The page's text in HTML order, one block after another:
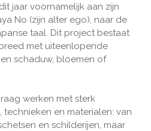
jaar voornamelijk aan zijn
No (zijn alter ego), naar de
taal. Dit project bestaat
met uiteenlopende
schaduw, bloemen of
werken met sterk
en materialen: van
en schilderijen, maar